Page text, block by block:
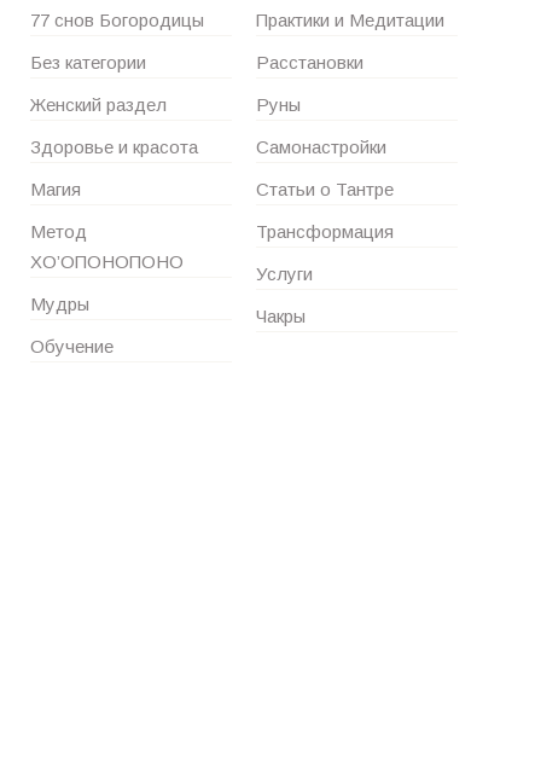
77 снов Богородицы
Без категории
Женский раздел
Здоровье и красота
Магия
Метод
ХО’ОПОНОПОНО
Мудры
Обучение
Практики и Медитации
Расстановки
Руны
Самонастройки
Статьи о Тантре
Трансформация
Услуги
Чакры